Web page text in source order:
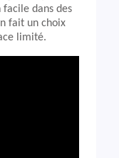
dans des
fait un choix
limité.